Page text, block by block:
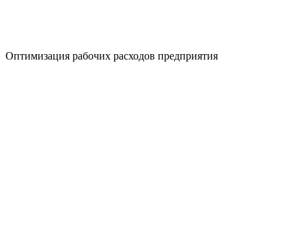
Оптимизация рабочих расходов предприятия